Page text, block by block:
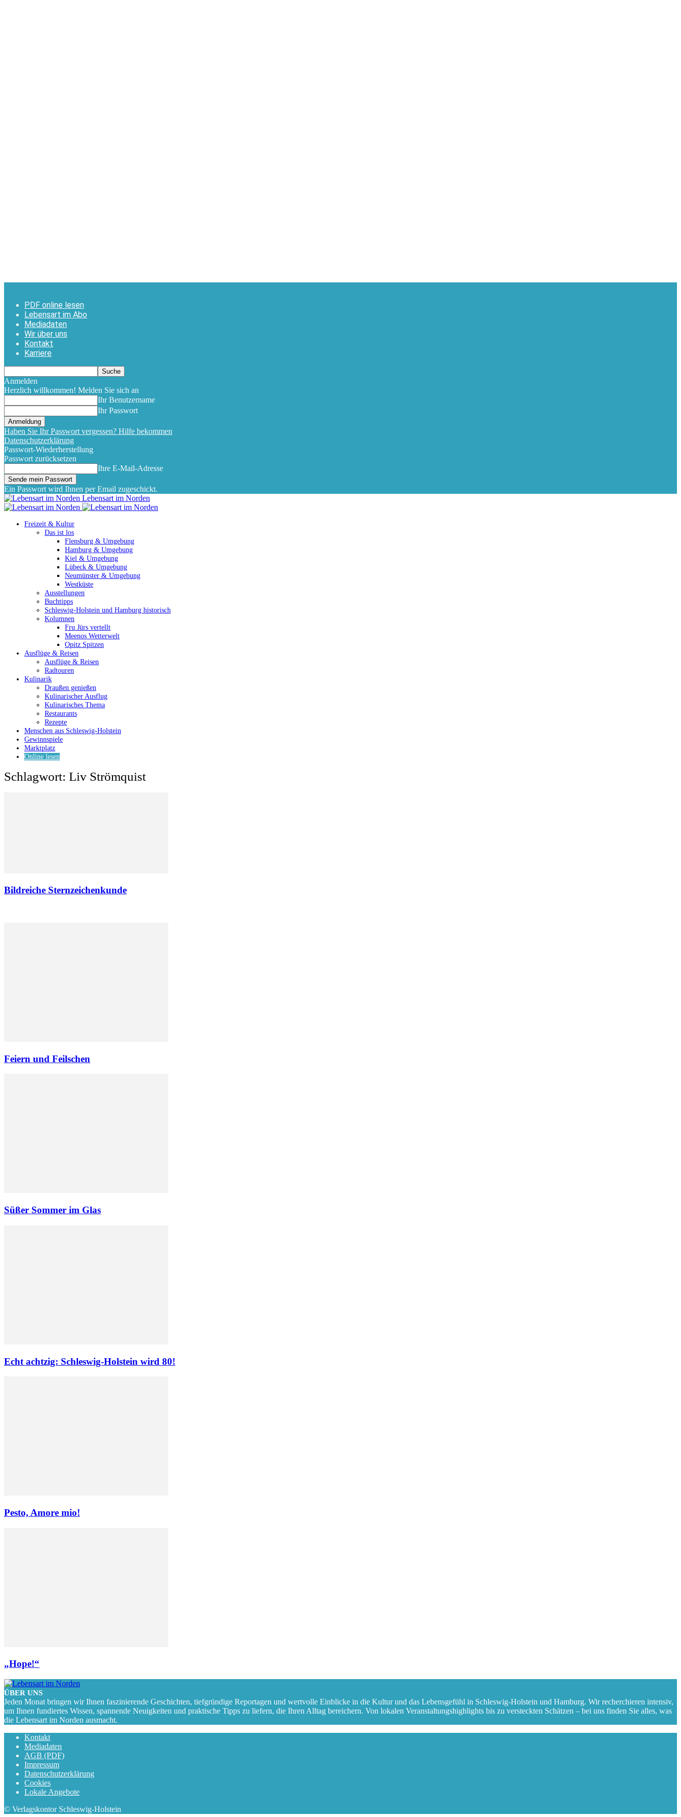
PDF online lesen
Lebensart im Abo
Mediadaten
Wir über uns
Kontakt
Karriere
Anmelden
Herzlich willkommen! Melden Sie sich an
Ihr Benutzername
Ihr Passwort
Haben Sie Ihr Passwort vergessen? Hilfe bekommen
Datenschutzerklärung
Passwort-Wiederherstellung
Passwort zurücksetzen
Ihre E-Mail-Adresse
Ein Passwort wird Ihnen per Email zugeschickt.
Lebensart im Norden
Freizeit & Kultur
Das ist los
Flensburg & Umgebung
Hamburg & Umgebung
Kiel & Umgebung
Lübeck & Umgebung
Neumünster & Umgebung
Westküste
Ausstellungen
Buchtipps
Schleswig-Holstein und Hamburg historisch
Kolumnen
Fru Jürs vertellt
Meenos Wetterwelt
Opitz Spitzen
Ausflüge & Reisen
Ausflüge & Reisen
Radtouren
Kulinarik
Draußen genießen
Kulinarischer Ausflug
Kulinarisches Thema
Restaurants
Rezepte
Menschen aus Schleswig-Holstein
Gewinnspiele
Marktplatz
Online lesen
Schlagwort: Liv Strömquist
Bildreiche Sternzeichenkunde
Feiern und Feilschen
Süßer Sommer im Glas
Echt achtzig: Schleswig-Holstein wird 80!
Pesto, Amore mio!
„Hope!“
ÜBER UNS
Jeden Monat bringen wir Ihnen faszinierende Geschichten, tiefgründige Reportagen und wertvolle Einblicke in die Kultur und das Lebensgefühl in Schleswig-Holstein und Hamburg. Wir recherchieren intensiv,
um Ihnen fundiertes Wissen, spannende Neuigkeiten und praktische Tipps zu liefern, die Ihren Alltag bereichern. Von lokalen Veranstaltungshighlights bis zu versteckten Schätzen – bei uns finden Sie alles, was
die Lebensart im Norden ausmacht.
Kontakt
Mediadaten
AGB (PDF)
Impressum
Datenschutzerklärung
Cookies
Lokale Angebote
© Verlagskontor Schleswig-Holstein